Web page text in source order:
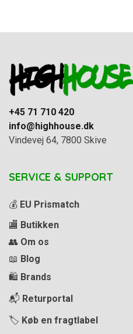
+45 71 710 420
info@highhouse.dk
Vindevej 64, 7800 Skive
SERVICE & SUPPORT
💰 EU Prismatch
🏬 Butikken
👥 Om os
📖 Blog
🛍️ Brands
📬 Returportal
🏷️ Køb en fragtlabel